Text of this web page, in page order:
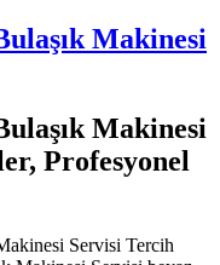
Makinesi
Makinesi
Profesyonel
Servisi Tercih